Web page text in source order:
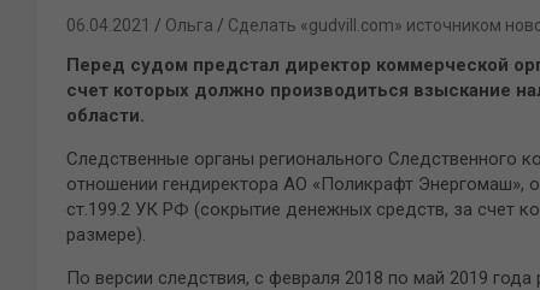
06.04.2021 Ольга Сделать «gudvill.com» источником
Перед судом предстал директор коммерческой
счет которых должно производиться взыскание
области.
Следственные органы регионального Следственного
отношении гендиректора АО «Поликрафт Энергомаш»,
ст.199.2 УК РФ (сокрытие денежных средств, за счет
размере).
По версии следствия, с февраля 2018 по май 2019